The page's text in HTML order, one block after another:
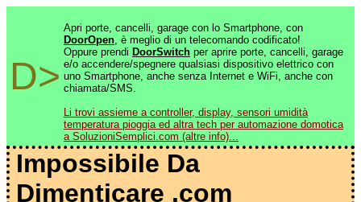
D>
Apri porte, cancelli, garage con lo Smartphone, con
DoorOpen, è meglio di un telecomando codificato!
Oppure prendi DoorSwitch per aprire porte, cancelli, garage
e/o accendere/spegnere qualsiasi dispositivo elettrico con
uno Smartphone, anche senza Internet e WiFi, anche con
chiamata/SMS.
Li trovi assieme a controller, display, sensori umidità
temperatura pioggia ed altra tech per automazione domotica
a SoluzioniSemplici.com (altre info)...
Impossibile Da
Dimenticare .com